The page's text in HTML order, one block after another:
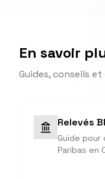
En savoir
Guides, conseils
Relevés
Guide pour
Paribas en